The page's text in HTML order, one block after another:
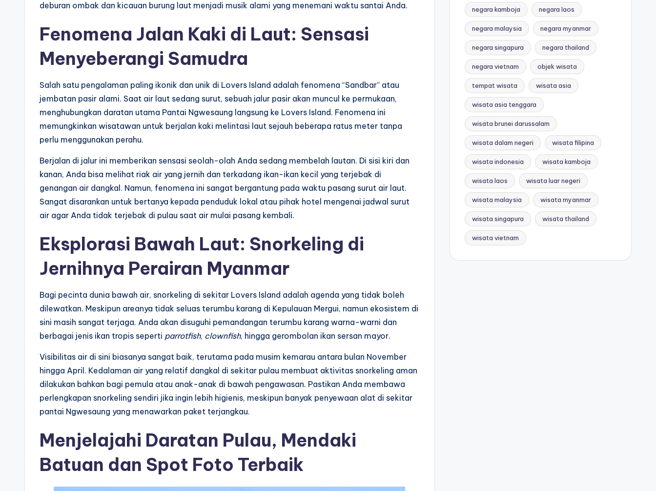
deburan ombak dan kicauan burung laut menjadi musik alami yang menemani waktu santai Anda.
Fenomena Jalan Kaki di Laut: Sensasi
Menyeberangi Samudra
Salah satu pengalaman paling ikonik dan unik di Lovers Island adalah fenomena “Sandbar” atau
jembatan pasir alami. Saat air laut sedang surut, sebuah jalur pasir akan muncul ke permukaan,
menghubungkan daratan utama Pantai Ngwesaung langsung ke Lovers Island. Fenomena ini
memungkinkan wisatawan untuk berjalan kaki melintasi laut sejauh beberapa ratus meter tanpa
perlu menggunakan perahu.
Berjalan di jalur ini memberikan sensasi seolah-olah Anda sedang membelah lautan. Di sisi kiri dan
kanan, Anda bisa melihat riak air yang jernih dan terkadang ikan-ikan kecil yang terjebak di
genangan air dangkal. Namun, fenomena ini sangat bergantung pada waktu pasang surut air laut.
Sangat disarankan untuk bertanya kepada penduduk lokal atau pihak hotel mengenai jadwal surut
air agar Anda tidak terjebak di pulau saat air mulai pasang kembali.
Eksplorasi Bawah Laut: Snorkeling di
Jernihnya Perairan Myanmar
Bagi pecinta dunia bawah air, snorkeling di sekitar Lovers Island adalah agenda yang tidak boleh
dilewatkan. Meskipun areanya tidak seluas terumbu karang di Kepulauan Mergui, namun ekosistem di
sini masih sangat terjaga. Anda akan disuguhi pemandangan terumbu karang warna-warni dan
berbagai jenis ikan tropis seperti parrotfish, clownfish, hingga gerombolan ikan sersan mayor.
Visibilitas air di sini biasanya sangat baik, terutama pada musim kemarau antara bulan November
hingga April. Kedalaman air yang relatif dangkal di sekitar pulau membuat aktivitas snorkeling aman
dilakukan bahkan bagi pemula atau anak-anak di bawah pengawasan. Pastikan Anda membawa
perlengkapan snorkeling sendiri jika ingin lebih higienis, meskipun banyak penyewaan alat di sekitar
pantai Ngwesaung yang menawarkan paket terjangkau.
Menjelajahi Daratan Pulau, Mendaki
Batuan dan Spot Foto Terbaik
negara kamboja negara laos
negara malaysia negara myanmar
negara singapura negara thailand
negara vietnam objek wisata
tempat wisata wisata asia
wisata asia tenggara
wisata brunei darussalam
wisata dalam negeri wisata filipina
wisata indonesia wisata kamboja
wisata laos wisata luar negeri
wisata malaysia wisata myanmar
wisata singapura wisata thailand
wisata vietnam